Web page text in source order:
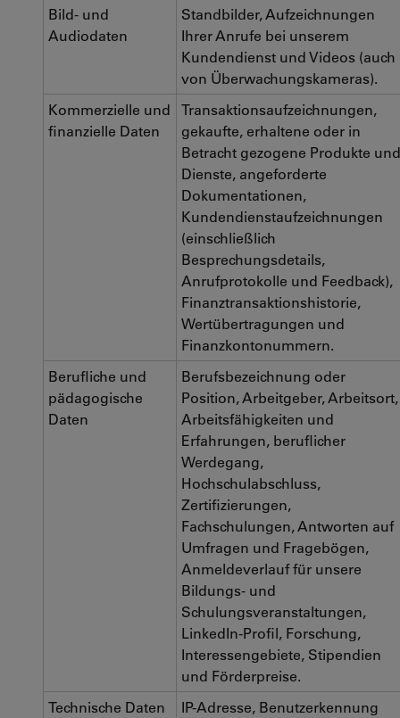
Bild- und
Audiodaten
Standbilder, Aufzeichnungen
Ihrer Anrufe bei unserem
Kundendienst und Videos (auch
von Überwachungskameras).
Kommerzielle und
finanzielle Daten
Transaktionsaufzeichnungen,
gekaufte, erhaltene oder in
Betracht gezogene Produkte und
Dienste, angeforderte
Dokumentationen,
Kundendienstaufzeichnungen
(einschließlich
Besprechungsdetails,
Anrufprotokolle und Feedback),
Finanztransaktionshistorie,
Wertübertragungen und
Finanzkontonummern.
Berufliche und
pädagogische
Daten
Berufsbezeichnung oder
Position, Arbeitgeber, Arbeitsort,
Arbeitsfähigkeiten und
Erfahrungen, beruflicher
Werdegang,
Hochschulabschluss,
Zertifizierungen,
Fachschulungen, Antworten auf
Umfragen und Fragebögen,
Anmeldeverlauf für unsere
Bildungs- und
Schulungsveranstaltungen,
LinkedIn-Profil, Forschung,
Interessengebiete, Stipendien
und Förderpreise.
Technische Daten
IP-Adresse, Benutzerkennung